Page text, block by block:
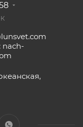
nach-